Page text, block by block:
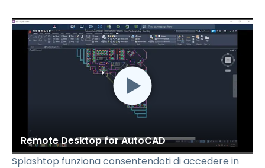
Remote Desktop for AutoCAD
Splashtop funziona consentendoti di accedere in